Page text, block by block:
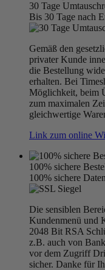
30 Tage
Bis 30 Tage nach
Gemäß den
privater Kunde
die Bestellung
erhalten. Bei
Möglichkeit, beim
zum maximalen
gleichwertige
Link zum online
100% sichere
100% sichere
Die sensiblen
Kundenmenü und
2048 Bit RSA
z.B. auch von
vor dem Zugriff
sicher. Danke für